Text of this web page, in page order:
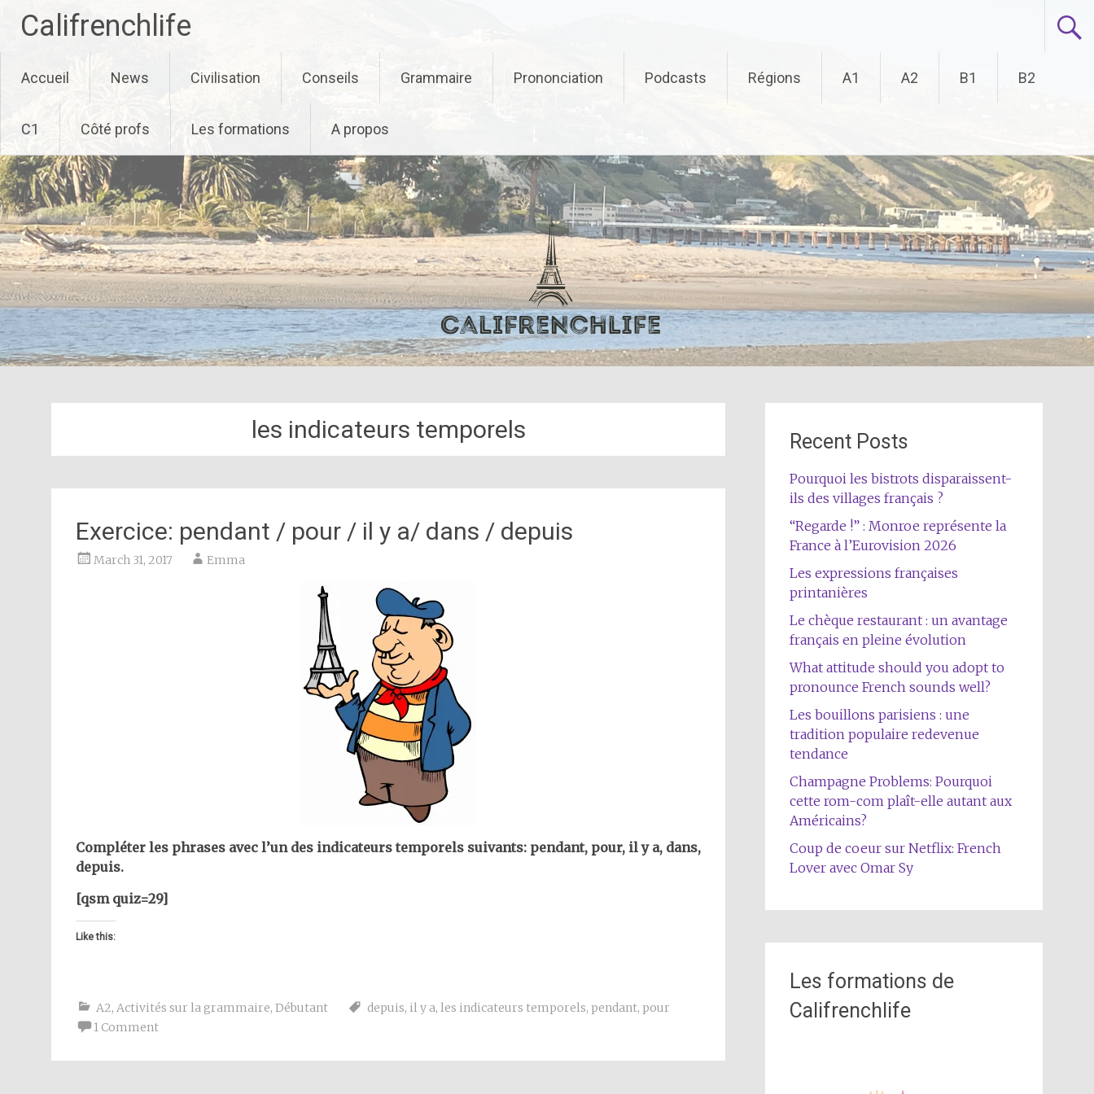
Califrenchlife
to
content
Accueil News Civilisation Conseils Grammaire Prononciation Podcasts Régions A1 A2 B1 B2
C1 Côté profs Les formations A propos
les indicateurs temporels
Exercice: pendant / pour / il y a/ dans / depuis
March 31, 2017 Emma
Compléter les phrases avec l’un des indicateurs temporels suivants: pendant, pour, il y a, dans,
depuis.
[qsm quiz=29]
Like this:
A2, Activités sur la grammaire, Débutant depuis, il y a, les indicateurs temporels, pendant, pour
1 Comment
Recent Posts
Pourquoi les bistrots disparaissent-
ils des villages français ?
“Regarde !” : Monroe représente la
France à l’Eurovision 2026
Les expressions françaises
printanières
Le chèque restaurant : un avantage
français en pleine évolution
What attitude should you adopt to
pronounce French sounds well?
Les bouillons parisiens : une
tradition populaire redevenue
tendance
Champagne Problems: Pourquoi
cette rom-com plaît-elle autant aux
Américains?
Coup de coeur sur Netflix: French
Lover avec Omar Sy
Les formations de
Califrenchlife